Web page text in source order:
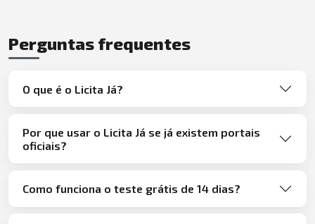
Perguntas frequentes
O que é o Licita Já?
Por que usar o Licita Já se já existem portais
oficiais?
Como funciona o teste grátis de 14 dias?